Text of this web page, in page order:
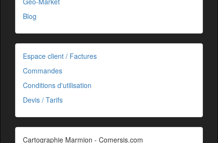
Blog
Espace client / Factures
Commandes
Conditions d'utilisation
Devis / Tarifs
Cartographie Marmion - Comersis.com